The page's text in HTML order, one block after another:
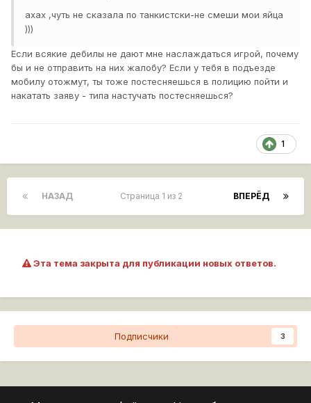
ахах ,чуть не сказала по танкистски-не смеши мои яйца
)))
Если всякие дебилы не дают мне наслаждаться игрой, почему
бы и не отправить на них жалобу? Если у тебя в подъезде
мобилу отожмут, ты тоже постесняешься в полицию пойти и
накатать заяву - типа настучать постесняешься?
1
НАЗАД ВПЕРЁД
Страница 1 из 2
Эта тема закрыта для публикации новых ответов.
Подписчики 3